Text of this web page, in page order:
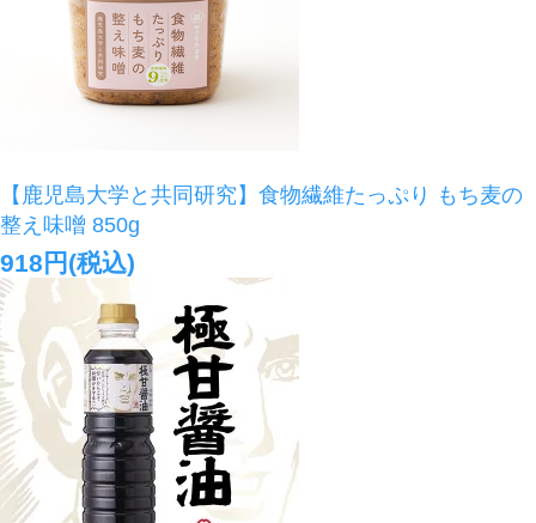
【鹿児島大学と共同研究】食物繊維たっぷり もち麦の
整え味噌 850g
918円(税込)